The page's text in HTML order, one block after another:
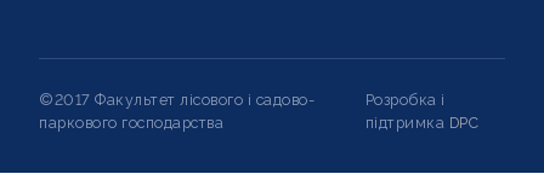
©2017 Факультет лісового і садово-
паркового господарства
Розробка і
підтримка DPC